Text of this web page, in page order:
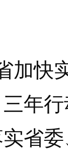
加快
三年
委